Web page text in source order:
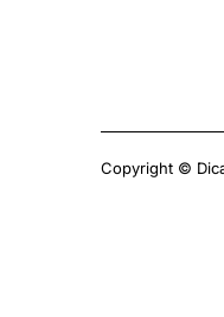
Copyright ©